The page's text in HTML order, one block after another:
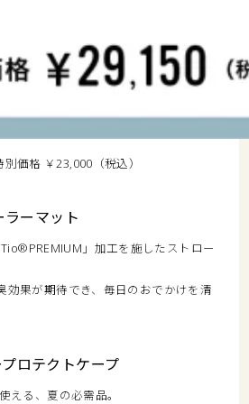
価格 ￥23,000（税込）
ーマット
」加工を施したストロー
効果が期待でき、毎日のおでかけを清
ロテクトケープ
える、夏の必需品。